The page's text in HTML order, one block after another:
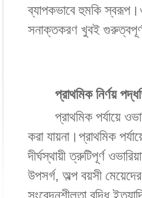
ব্যাপকভাবে হুমকি
সনাক্তকরণ খুবই
প্রাথমিক নির্ণয়
প্রাথমিক পর্যায়ে
করা যায়না।প্রাথমিক
দীর্ঘস্থায়ী ত্রুটিপূর্ণ
উপসর্গ, অল্প বয়সী